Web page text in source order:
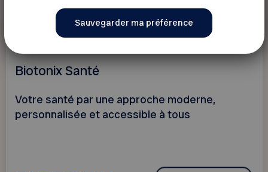
Santé - Beauté
Biotonix Santé
Votre santé par une approche moderne,
personnalisée et accessible à tous